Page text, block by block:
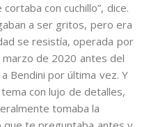
con cuchillo”, dice.
a ser gritos, pero era
se resistía, operada por
marzo de 2020 antes del
Bendini por última vez. Y
con lujo de detalles,
tomaba la